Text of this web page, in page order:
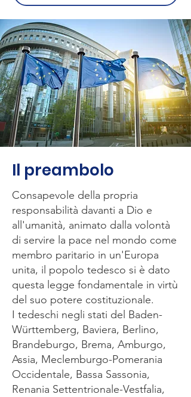
Il preambolo
Consapevole della propria
responsabilità davanti a Dio e
all'umanità, animato dalla volontà
di servire la pace nel mondo come
membro paritario in un'Europa
unita, il popolo tedesco si è dato
questa legge fondamentale in virtù
del suo potere costituzionale.
I tedeschi negli stati del Baden-
Württemberg, Baviera, Berlino,
Brandeburgo, Brema, Amburgo,
Assia, Meclemburgo-Pomerania
Occidentale, Bassa Sassonia,
Renania Settentrionale-Vestfalia,